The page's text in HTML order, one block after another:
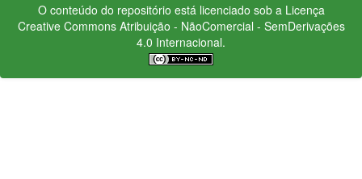
O conteúdo do repositório está licenciado sob a Licença
Creative CommonsAtribuição - NãoComercial - SemDerivações
4.0 Internacional.